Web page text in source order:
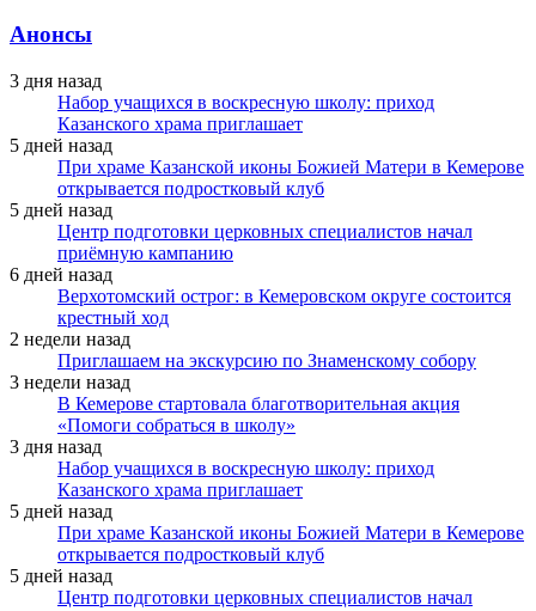
Анонсы
3 дня назад
Набор учащихся в воскресную школу: приход
Казанского храма приглашает
5 дней назад
При храме Казанской иконы Божией Матери в Кемерове
открывается подростковый клуб
5 дней назад
Центр подготовки церковных специалистов начал
приёмную кампанию
6 дней назад
Верхотомский острог: в Кемеровском округе состоится
крестный ход
2 недели назад
Приглашаем на экскурсию по Знаменскому собору
3 недели назад
В Кемерове стартовала благотворительная акция
«Помоги собраться в школу»
3 дня назад
Набор учащихся в воскресную школу: приход
Казанского храма приглашает
5 дней назад
При храме Казанской иконы Божией Матери в Кемерове
открывается подростковый клуб
5 дней назад
Центр подготовки церковных специалистов начал